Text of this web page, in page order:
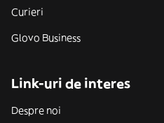
Curieri
Glovo Business
Link-uri de interes
Despre noi